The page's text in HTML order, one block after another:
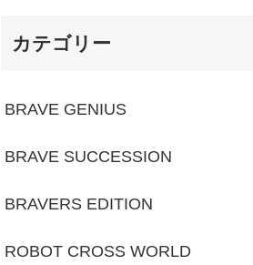
カテゴリー
BRAVE GENIUS
BRAVE SUCCESSION
BRAVERS EDITION
ROBOT CROSS WORLD